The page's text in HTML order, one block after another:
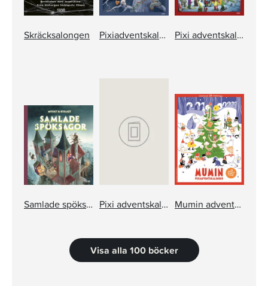
Skräcksalongen Pixiadventskalender 2026 Pixi adventskalender – Mattias Andersson
Samlade spöksagor Pixi adventskalender – Jan Lööf Mumin adventskalender pixi
Visa alla 100 böcker